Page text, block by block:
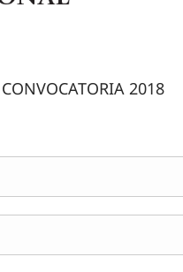
2018